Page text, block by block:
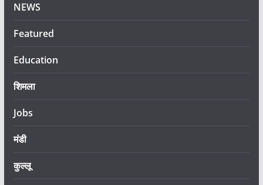
NEWS
Featured
Education
शिमला
Jobs
मंडी
कुल्लू